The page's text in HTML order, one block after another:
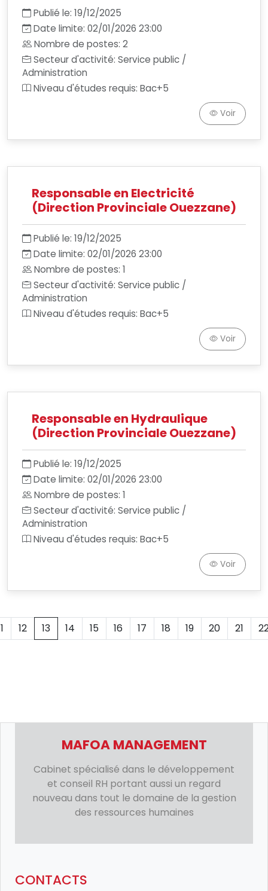
Publié le: 19/12/2025
Date limite: 02/01/2026 23:00
Nombre de postes: 2
Secteur d'activité: Service public /
Administration
Niveau d'études requis: Bac+5
Voir
Responsable en Electricité
(Direction Provinciale Ouezzane)
Publié le: 19/12/2025
Date limite: 02/01/2026 23:00
Nombre de postes: 1
Secteur d'activité: Service public /
Administration
Niveau d'études requis: Bac+5
Voir
Responsable en Hydraulique
(Direction Provinciale Ouezzane)
Publié le: 19/12/2025
Date limite: 02/01/2026 23:00
Nombre de postes: 1
Secteur d'activité: Service public /
Administration
Niveau d'études requis: Bac+5
Voir
12 13 14 15 16 17 18 19 20 21
MAFOA MANAGEMENT
Cabinet spécialisé dans le développement
et conseil RH portant aussi un regard
nouveau dans tout le domaine de la gestion
des ressources humaines
CONTACTS